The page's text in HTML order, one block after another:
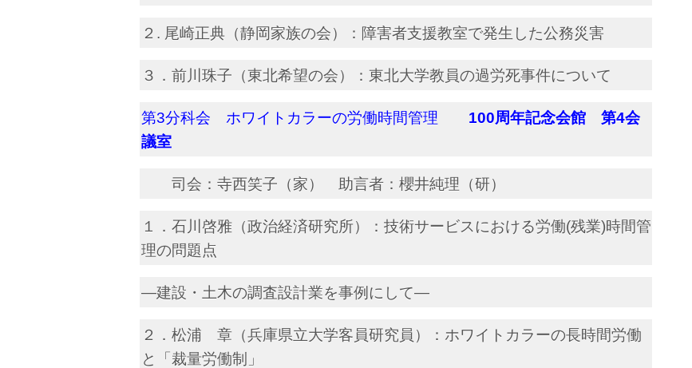
２. 尾崎正典（静岡家族の会）：障害者支援教室で発生した公務災害
３．前川珠子（東北希望の会）：東北大学教員の過労死事件について
第3分科会 ホワイトカラーの労働時間管理 100周年記念会館 第4会
議室
司会：寺西笑子（家） 助言者：櫻井純理（研）
１．石川啓雅（政治経済研究所）：技術サービスにおける労働(残業)時間管
理の問題点
―建設・土木の調査設計業を事例にして―
２．松浦 章（兵庫県立大学客員研究員）：ホワイトカラーの長時間労働
と「裁量労働制」